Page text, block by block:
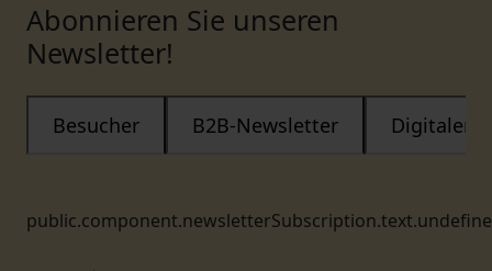
Abonnieren Sie unseren
Newsletter!
Besucher B2B-Newsletter Digitaler